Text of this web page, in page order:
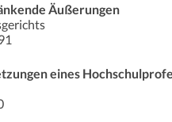
Äußerungen
eines